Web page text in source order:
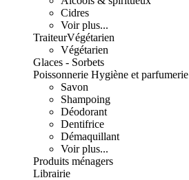
Cidres
Voir plus...
TraiteurVégétarien
Végétarien
Glaces - Sorbets
Poissonnerie Hygiène et parfumerie
Savon
Shampoing
Déodorant
Dentifrice
Démaquillant
Voir plus...
Produits ménagers
Librairie